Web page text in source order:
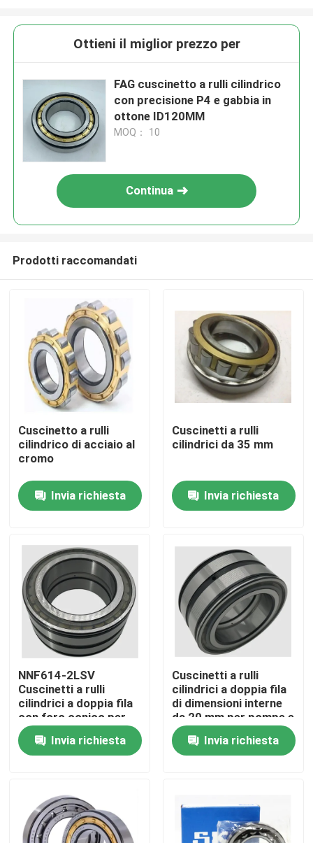
Casa.
Prodotti
Visita alla fabbrica
Controllo della qualità
Notizie
Casi
Richiedere un preventivo
cuscinetti a rulli d'allineamento di auto
Ottieni il miglior prezzo per
FAG cuscinetto a rulli cilindrico
con precisione P4 e gabbia in
ottone ID120MM
MOQ： 10
Continua
Prodotti raccomandati
Cuscinetto a rulli
cilindrico di acciaio al
cromo
Invia richiesta
Cuscinetti a rulli
cilindrici da 35 mm
Invia richiesta
NNF614-2LSV
Cuscinetti a rulli
cilindrici a doppia fila
con foro conico per
macchine per la
lavorazione alimentare
Invia richiesta
Cuscinetti a rulli
cilindrici a doppia fila
di dimensioni interne
da 20 mm per pompe e
compressori
Invia richiesta